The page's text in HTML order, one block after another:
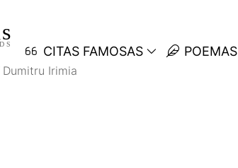
CITAS FAMOSAS POEMAS
Dumitru Irimia